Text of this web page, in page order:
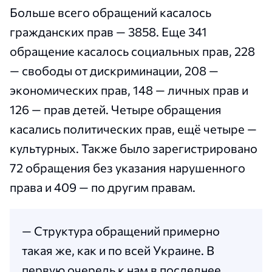
Больше всего обращений касалось
гражданских прав — 3858. Еще 341
обращение касалось социальных прав, 228
— свободы от дискриминации, 208 —
экономических прав, 148 — личных прав и
126 — прав детей. Четыре обращения
касались политических прав, ещё четыре —
культурных. Также было зарегистрировано
72 обращения без указания нарушенного
права и 409 — по другим правам.
— Структура обращений примерно
такая же, как и по всей Украине. В